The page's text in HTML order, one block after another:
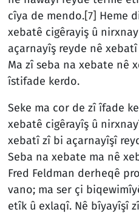
cîya de mendo.[7] Heme
xebatê cigêrayiş û
açarnayîş reyde nê
Ma zî seba na xebate nê
îstifade kerdo.
Seke ma cor de zî îfade
xebatê cigêrayîş û
xebatî zî bi açarnayîşî
Seba na xebate ma nê
Fred Feldman derheqê
vano; ma ser çi
etîk û exlaqî. Nê bîyayîşî